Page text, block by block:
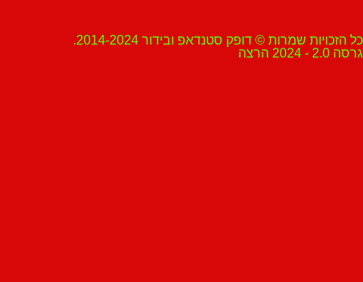
שמרות © דופק סטנדאפ ובידור 2014-2024.